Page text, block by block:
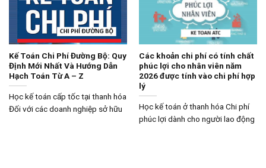
Kế Toán Chi Phí Đường Bộ: Quy
Định Mới Nhất Và Hướng Dẫn
Hạch Toán Từ A – Z
Học kế toán cấp tốc tại thanh hóa
Đối với các doanh nghiệp sở hữu
Các khoản chi phí có tính chất
phúc lợi cho nhân viên năm
2026 được tính vào chi phí hợp
lý
Học kế toán ở thanh hóa Chi phí
phúc lợi dành cho người lao động